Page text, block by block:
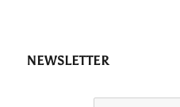
NEWSLETTER